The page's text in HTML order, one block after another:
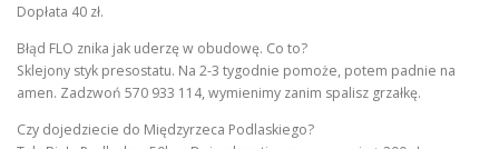
Dopłata 40 zł.
Błąd FLO znika jak uderzę w obudowę. Co to?
Sklejony styk presostatu. Na 2-3 tygodnie pomoże, potem padnie na
amen. Zadzwoń 570 933 114, wymienimy zanim spalisz grzałkę.
Czy dojedziecie do Międzyrzeca Podlaskiego?